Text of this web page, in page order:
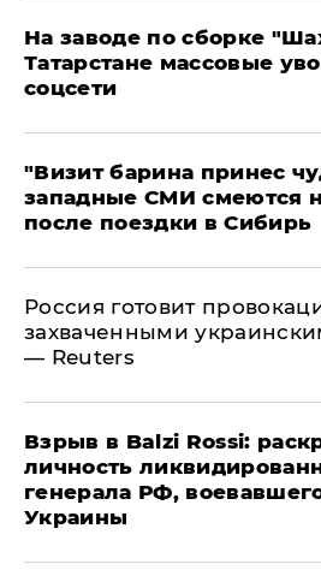
На заводе по сборке
Татарстане массовые
соцсети
"Визит барина принес
западные СМИ смеются
после поездки в Сибирь
​Россия готовит
захваченными
— Reuters
​Взрыв в Balzi Rossi:
личность
генерала РФ,
Украины